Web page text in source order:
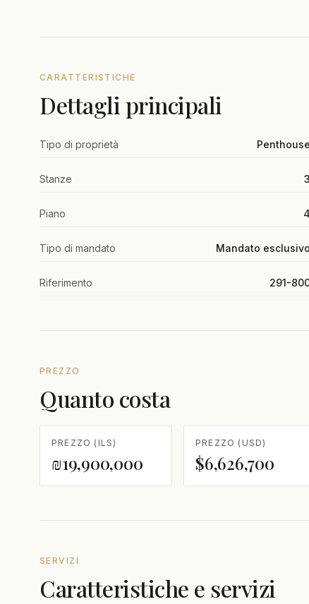
CARATTERISTICHE
Dettagli principali
Tipo di proprietà Penthouse
Stanze 3
Piano 4
Tipo di mandato Mandato esclusivo
Riferimento 291-
PREZZO
Quanto costa
PREZZO (ILS)
₪19,900,000
PREZZO (USD)
$6,626,700
SERVIZI
Caratteristiche e servizi